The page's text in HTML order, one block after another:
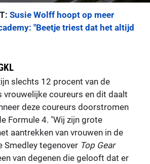
Susie Wolff hoopt op meer
"Beetje triest dat het altijd
slechts 12 procent van de
vrouwelijke coureurs en dit daalt
deze coureurs doorstromen
Formule 4. "Wij zijn grote
aantrekken van vrouwen in de
Smedley tegenover Top Gear
van degenen die gelooft dat er